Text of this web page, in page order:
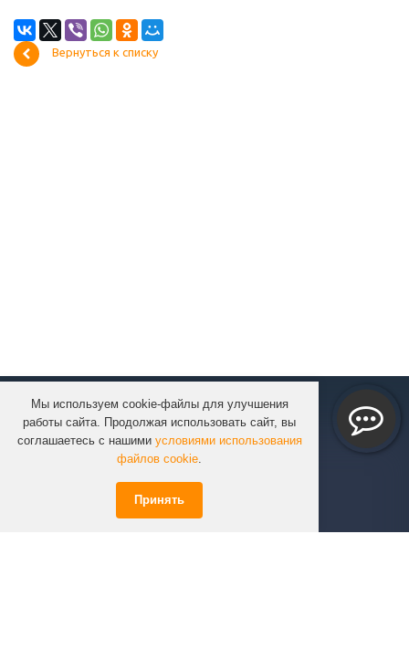
Мы используем cookie-файлы для улучшения
работы сайта. Продолжая использовать сайт, вы
соглашаетесь с нашими условиями использования
файлов cookie.
Принять
Вернуться к списку
КОМПАНИЯ
КАТАЛОГ
УСЛУГИ
ИНФОРМАЦИЯ